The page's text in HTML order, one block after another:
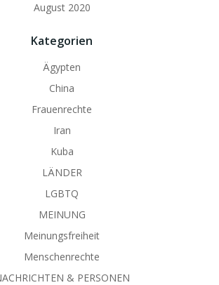
August 2020
Kategorien
Ägypten
China
Frauenrechte
Iran
Kuba
LÄNDER
LGBTQ
MEINUNG
Meinungsfreiheit
Menschenrechte
& PERSONEN